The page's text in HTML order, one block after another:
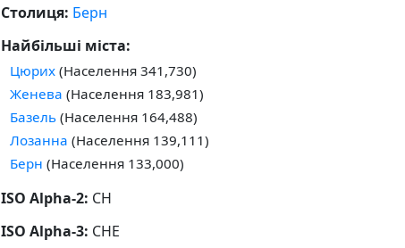
Столиця: Берн
Найбільші міста:
Цюрих (Населення 341,730)
Женева (Населення 183,981)
Базель (Населення 164,488)
Лозанна (Населення 139,111)
Берн (Населення 133,000)
ISO Alpha-2: CH
ISO Alpha-3: CHE